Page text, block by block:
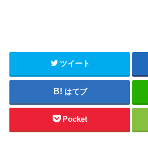
ツイート
はてブ
Pocket